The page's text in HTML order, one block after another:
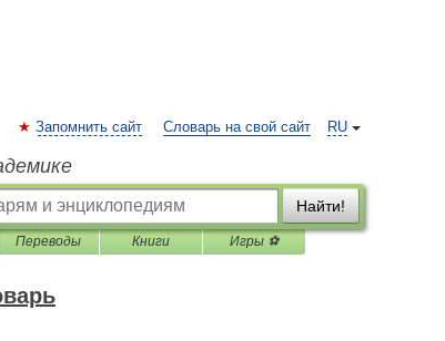
RU
Запомнить сайт Словарь на свой сайт
Найти!
Переводы Книги Игры ⚽